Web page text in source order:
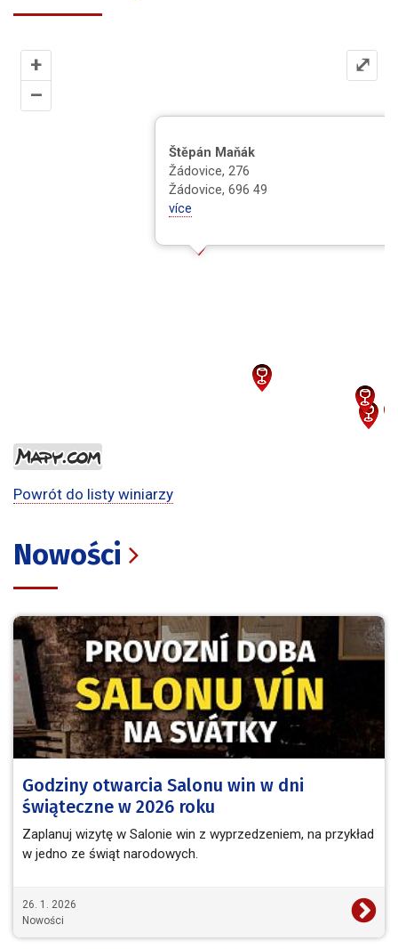
Štěpán Maňák
Žádovice, 276
Žádovice, 696 49
více
+
–
⤢
Powrót do listy winiarzy
Nowości
Godziny otwarcia Salonu win w dni
świąteczne w 2026 roku
Zaplanuj wizytę w Salonie win z wyprzedzeniem, na przykład
w jedno ze świąt narodowych.
26. 1. 2026
Nowości